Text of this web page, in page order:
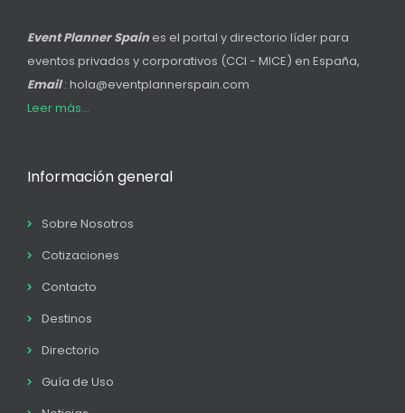
Event Planner Spain es el portal y directorio líder para
eventos privados y corporativos (CCI - MICE) en España,
Email: hola@eventplannerspain.com
Leer más...
Información general
Sobre Nosotros
Cotizaciones
Contacto
Destinos
Directorio
Guía de Uso